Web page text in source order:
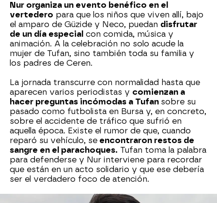
Nur organiza un evento benéfico en el
vertedero para que los niños que viven allí, bajo
el amparo de Güzide y Neco, puedan disfrutar
de un día especial con comida, música y
animación. A la celebración no solo acude la
mujer de Tufan, sino también toda su familia y
los padres de Ceren.
La jornada transcurre con normalidad hasta que
aparecen varios periodistas y comienzan a
hacer preguntas incómodas a Tufan sobre su
pasado como futbolista en Bursa y, en concreto,
sobre el accidente de tráfico que sufrió en
aquella época. Existe el rumor de que, cuando
reparó su vehículo, se encontraron restos de
sangre en el parachoques. Tufan toma la palabra
para defenderse y Nur interviene para recordar
que están en un acto solidario y que ese debería
ser el verdadero foco de atención.